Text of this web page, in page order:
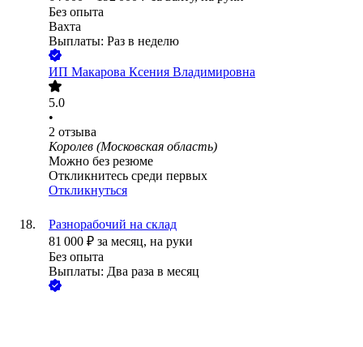
Без опыта
Вахта
Выплаты: Раз в неделю
ИП Макарова Ксения Владимировна
5.0
•
2 отзыва
Королев (Московская область)
Можно без резюме
Откликнитесь среди первых
Откликнуться
Разнорабочий на склад
81 000 ₽ за месяц, на руки
Без опыта
Выплаты: Два раза в месяц